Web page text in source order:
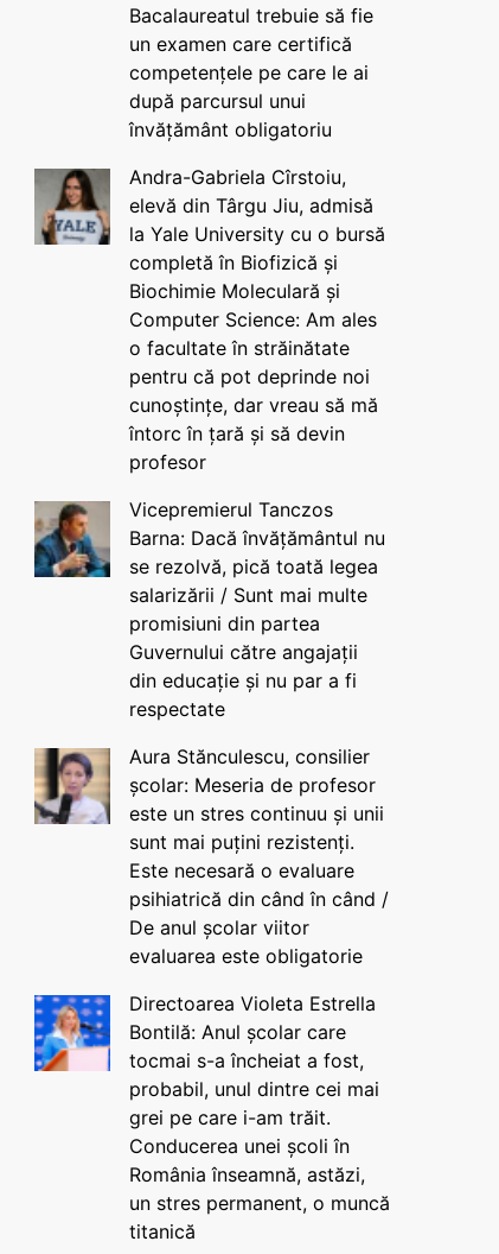
Bacalaureatul trebuie să fie
un examen care certifică
competențele pe care le ai
după parcursul unui
învățământ obligatoriu
Andra-Gabriela Cîrstoiu,
elevă din Târgu Jiu, admisă
la Yale University cu o bursă
completă în Biofizică și
Biochimie Moleculară și
Computer Science: Am ales
o facultate în străinătate
pentru că pot deprinde noi
cunoștințe, dar vreau să mă
întorc în țară și să devin
profesor
Vicepremierul Tanczos
Barna: Dacă învățământul nu
se rezolvă, pică toată legea
salarizării / Sunt mai multe
promisiuni din partea
Guvernului către angajații
din educație și nu par a fi
respectate
Aura Stănculescu, consilier
școlar: Meseria de profesor
este un stres continuu și unii
sunt mai puțini rezistenți.
Este necesară o evaluare
psihiatrică din când în când /
De anul școlar viitor
evaluarea este obligatorie
Directoarea Violeta Estrella
Bontilă: Anul școlar care
tocmai s-a încheiat a fost,
probabil, unul dintre cei mai
grei pe care i-am trăit.
Conducerea unei școli în
România înseamnă, astăzi,
un stres permanent, o muncă
titanică